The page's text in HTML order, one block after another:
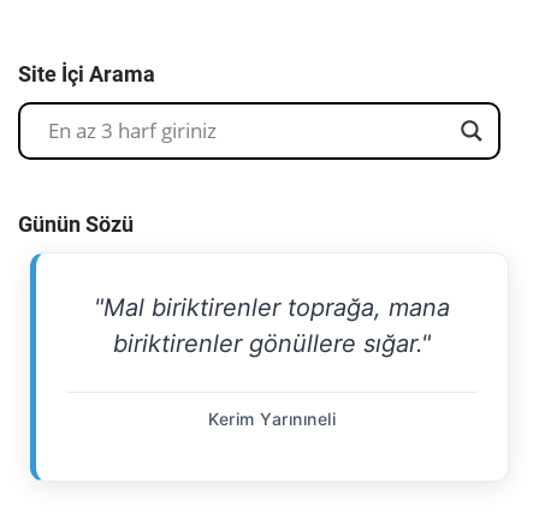
Site İçi Arama
Günün Sözü
"Mal biriktirenler toprağa, mana
biriktirenler gönüllere sığar."
Kerim Yarınıneli